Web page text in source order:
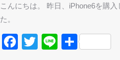
こんにちは。 昨日、iPhone6を購
た。
Facebook
Twitter
Line共